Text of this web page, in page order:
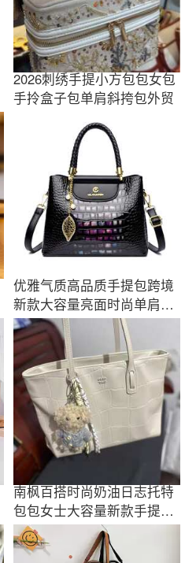
2026刺绣手提小方包包女包
手拎盒子包单肩斜挎包外贸
优雅气质高品质手提包跨境
新款大容量亮面时尚单肩包
高级感女包包
南枫百搭时尚奶油日志托特
包包女士大容量新款手提单
肩包通勤